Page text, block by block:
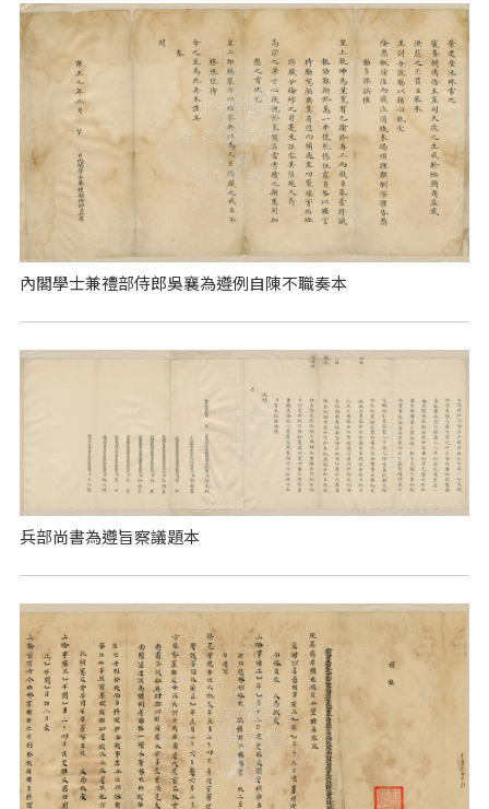
內閣學士兼禮部侍郎吳襄為遵例自陳不職奏本
兵部尚書為遵旨察議題本